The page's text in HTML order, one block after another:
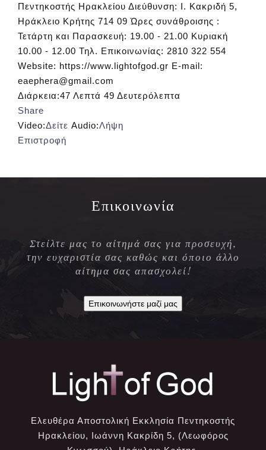
Πεντηκοστής Ηρακλείου Διεύθυνση: Ι. Κακριδή 5,
Ηράκλειο Κρήτης 714 09 Ώρες συνάθροισης :
Τετάρτη και Παρασκευή: 19.00 - 21.00 Κυριακή
10.00 - 12.00 Τηλ. Επικοινωνίας: 2810 322 554
Website: https://www.lightofgod.gr E-mail:
eaephera@gmail.com
Διάρκεια:47 Λεπτά 49 Δευτερόλεπτα
Share
Video:Δείτε Audio:Λήψη
Επιστροφή
Επικοινωνία
Στείλτε μας το αίτημά σας για προσευχή,
την ευχαριστία σας καθώς και όποιο άλλο
αίτημα σας απασχολεί!
Επικοινωνήστε μαζί μας
Ελευθέρα Αποστολική Εκκλησία Πεντηκοστής
Ηρακλείου, Ιωάννη Κακρίδη 5, (Λεωφόρος